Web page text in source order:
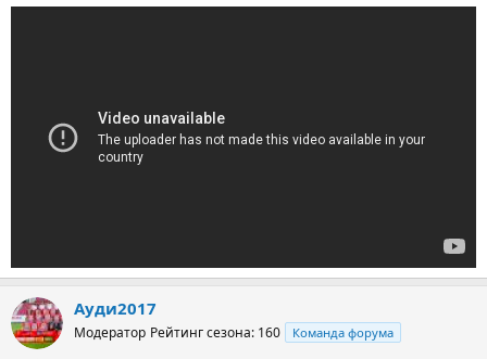
Ауди2017
Модератор Рейтинг сезона: 160 Команда форума